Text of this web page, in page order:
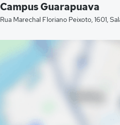
Campus Guarapuava
Rua Marechal Floriano Peixoto, 1601,